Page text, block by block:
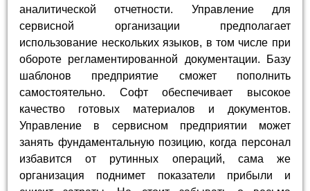
аналитической отчетности. Управление для
сервисной организации предполагает
использование нескольких языков, в том числе при
обороте регламентированной документации. Базу
шаблонов предприятие сможет пополнить
самостоятельно. Софт обеспечивает высокое
качество готовых материалов и документов.
Управление в сервисном предприятии может
занять фундаментальную позицию, когда персонал
избавится от рутинных операций, сама же
организация поднимет показатели прибыли и